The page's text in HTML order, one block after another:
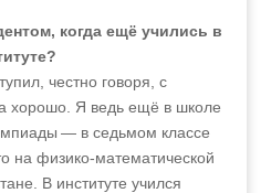
когда ещё учились в
честно говоря, с
хорошо. Я ведь ещё в школе
— в седьмом классе
на физико-математической
В институте учился